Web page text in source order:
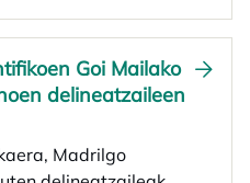
Goi Mailako
delineatzaileen
Madrilgo